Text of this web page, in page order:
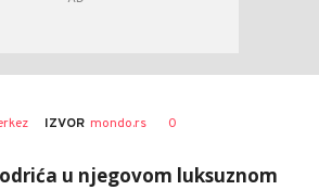
IZVOR mondo.rs 0
u njegovom luksuznom